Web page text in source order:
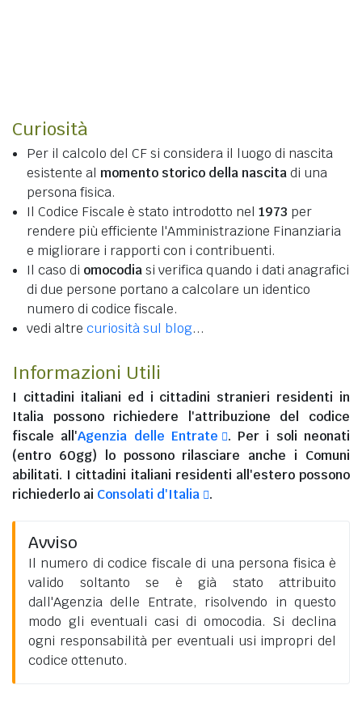
Curiosità
Per il calcolo del CF si considera il luogo di nascita
esistente al momento storico della nascitadi una
persona fisica.
Il Codice Fiscale è stato introdotto nel 1973 per
rendere più efficiente l'Amministrazione Finanziaria
e migliorare i rapporti con i contribuenti.
Il caso di omocodiasi verifica quando i dati anagrafici
di due persone portano a calcolare un identico
numero di codice fiscale.
vedi altre curiosità sul blog...
Informazioni Utili
I cittadini italiani ed i cittadini stranieri residenti in
Italia possono richiedere l'attribuzione del codice
fiscale all'Agenzia delle Entrate
. Per i soli neonati
(entro 60gg) lo possono rilasciare anche i Comuni
abilitati. I cittadini italiani residenti all'esteropossono
richiederlo ai Consolati d'Italia .
Avviso
Il numero di codice fiscale di una persona fisica è
valido soltanto se è già stato attribuito
dall'Agenzia delle Entrate, risolvendo in questo
modo gli eventuali casi di omocodia. Si declina
ogni responsabilità per eventuali usi impropri del
codice ottenuto.